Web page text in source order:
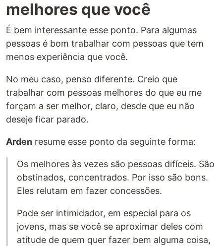
melhores que você
É bem interessante esse ponto. Para algumas
pessoas é bom trabalhar com pessoas que tem
menos experiência que você.
No meu caso, penso diferente. Creio que
trabalhar com pessoas melhores do que eu me
forçam a ser melhor, claro, desde que eu não
deseje ficar parado.
Arden resume esse ponto da seguinte forma:
Os melhores às vezes são pessoas difíceis. São
obstinados, concentrados. Por isso são bons.
Eles relutam em fazer concessões.
Pode ser intimidador, em especial para os
jovens, mas se você se aproximar deles com
atitude de quem quer fazer bem alguma coisa,